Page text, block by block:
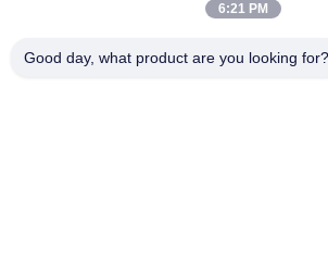
Circa Noi
Giro Della Fabbrica
Controllo
6:21 PM
Good day, what product are you looking for?